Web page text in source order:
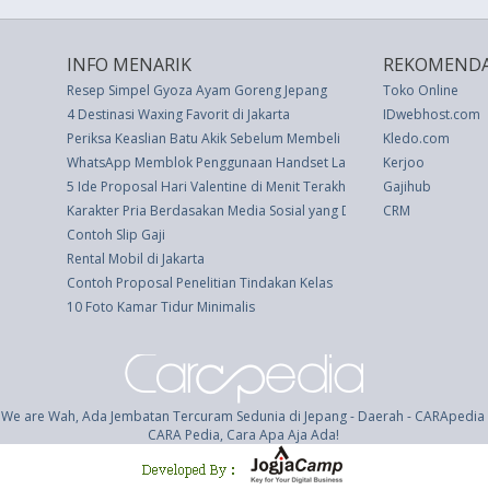
INFO MENARIK
Resep Simpel Gyoza Ayam Goreng Jepang
4 Destinasi Waxing Favorit di Jakarta
Periksa Keaslian Batu Akik Sebelum Membeli
WhatsApp Memblok Penggunaan Handset Lama iPhone dan Android
5 Ide Proposal Hari Valentine di Menit Terakhir untuk Memukau
Karakter Pria Berdasakan Media Sosial yang Dipakai
Contoh Slip Gaji
Rental Mobil di Jakarta
Contoh Proposal Penelitian Tindakan Kelas
10 Foto Kamar Tidur Minimalis
Toko Online
IDwebhost.com
Kledo.com
Kerjoo
Gajihub
CRM
We are Wah, Ada Jembatan Tercuram Sedunia di Jepang - Daerah - CARApedia
CARA Pedia, Cara Apa Aja Ada!